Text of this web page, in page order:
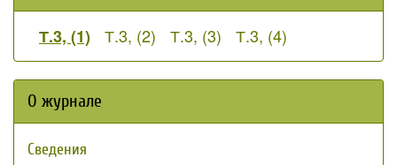
Т.3, (1) Т.3, (2) Т.3, (3) Т.3, (4)
О журнале
Сведения